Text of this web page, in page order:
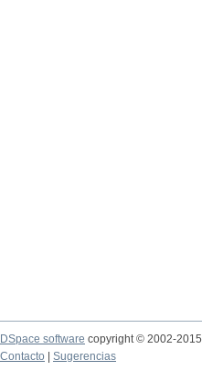
DSpace software copyright © 2002-2015
Contacto
Sugerencias